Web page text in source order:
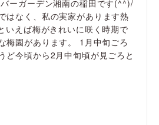
ーガーデン湘南の稲田です(^^)/
はなく、私の実家があります熱
いえば梅がきれいに咲く時期で
梅園があります。 1月中旬ごろ
ど今頃から2月中旬頃が見ごろと